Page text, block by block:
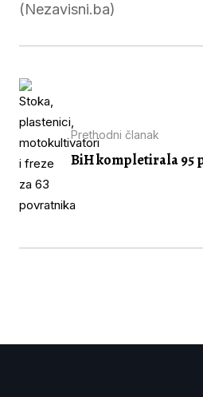
(Nezavisni.ba)
Prethodni članak
BiH kompletirala 95